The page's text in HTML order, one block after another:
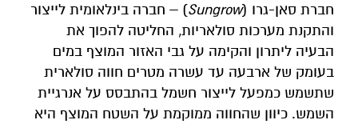
חברת סאן-גרו (Sungrow) – חברה בינלאומית לייצור
והתקנת מערכות סולאריות, החליטה להפוך את
הבעיה ליתרון והקימה על גבי האזור המוצף במים
בעומק של ארבעה עד עשרה מטרים חווה סולארית
שתשמש כמפעל לייצור חשמל בהתבסס על אנרגיית
השמש. כיוון שהחווה ממוקמת על השטח המוצף היא